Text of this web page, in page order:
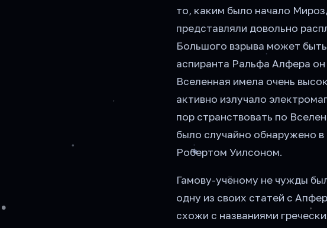
то, каким было начало
представляли довольно
Большого взрыва может
аспиранта Ральфа Алфера
Вселенная имела очень
активно излучало
пор странствовать по
было случайно обнаружено
Робертом Уилсоном.
Гамову-учёному не чужды
одну из своих статей с
схожи с названиями